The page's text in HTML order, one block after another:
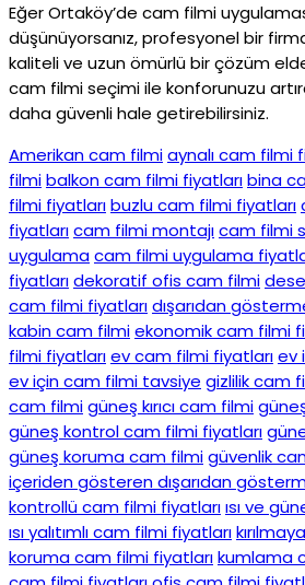
Eğer Ortaköy’de cam filmi
düşünüyorsanız, profesyonel bir
kaliteli ve uzun ömürlü bir çözüm
cam filmi seçimi ile konforunuzu
daha güvenli hale getirebilirsiniz.
Amerikan cam filmiaynalı cam filmi
filmibalkon cam filmi fiyatlarıbina
filmi fiyatlarıbuzlu cam filmi fiyatları
fiyatlarıcam filmi montajıcam filmi
uygulamacam filmi uygulama
fiyatlarıdekoratif ofis cam filmi
cam filmi fiyatlarıdışarıdan
kabin cam filmiekonomik cam filmi
filmi fiyatlarıev cam filmi fiyatlarıev
ev için cam filmi tavsiye gizlilik cam
cam filmigüneş kırıcı cam filmi
güneş kontrol cam filmi fiyatları
güneş koruma cam filmigüvenlik
içeriden gösteren dışarıdan
kontrollü cam filmi fiyatlarıısı ve
ısı yalıtımlı cam filmi fiyatları
koruma cam filmi fiyatlarıkumlama